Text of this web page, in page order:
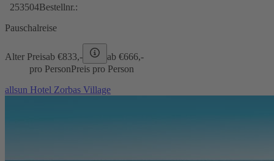
253504Bestellnr.:
Pauschalreise
Alter Preisab €833,- ab €666,-
pro PersonPreis pro Person
allsun Hotel Zorbas Village